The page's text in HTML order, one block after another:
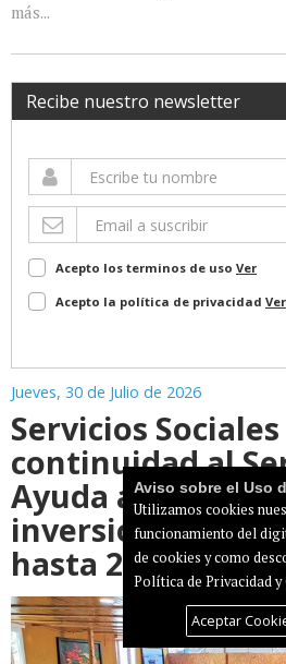
más...
Recibe nuestro newsletter
Acepto los terminos de uso Ver
Acepto la política de privacidad Ver
Jueves, 30 de Julio de 2026
Servicios
continuidad al
Ayuda a
inversión de 5,4
hasta 2030
Aviso sobre el Uso
Utilizamos cookies
funcionamiento del
de cookies y como
Política de Privacidad y
Aceptar